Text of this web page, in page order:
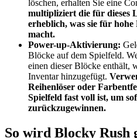
löschen, erhalten Sie eine
multipliziert die für dieses
erheblich, was sie für
macht.
Power-up-Aktivierung:
Blöcke auf dem Spielfeld.
einen dieser Blöcke enthält,
Inventar hinzugefügt.
Reihenlöser oder
Spielfeld fast voll ist, um
zurückzugewinnen.
So wird Blocky Rush